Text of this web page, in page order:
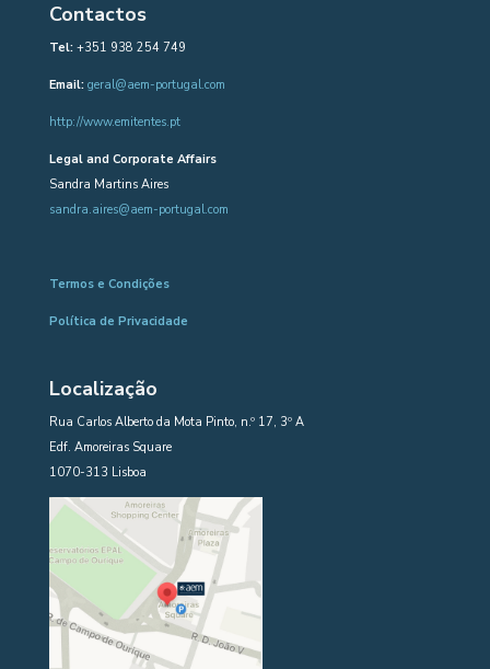
Contactos
Tel:+351 938 254 749
Email: geral@aem-portugal.com
http://www.emitentes.pt
Legal and Corporate Affairs
Sandra Martins Aires
sandra.aires@aem-portugal.com
Termos e Condições
Política de Privacidade
Localização
Rua Carlos Alberto da Mota Pinto, n.º 17, 3º A
Edf. Amoreiras Square
1070-313 Lisboa